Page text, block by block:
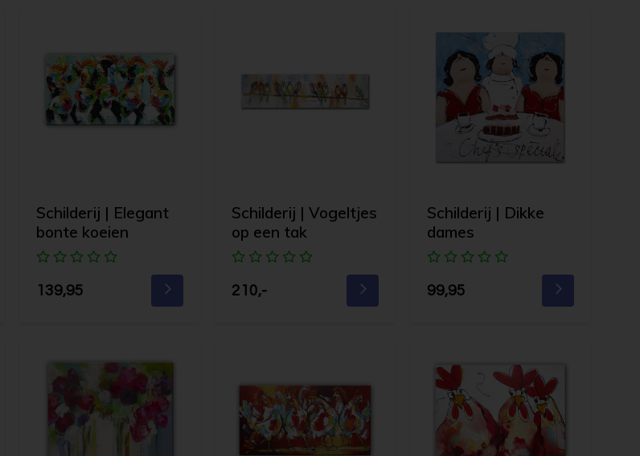
Schilderij | Elegant
bonte koeien
139,95
Schilderij | Vogeltjes
op een tak
210,-
Schilderij | Dikke
dames
99,95